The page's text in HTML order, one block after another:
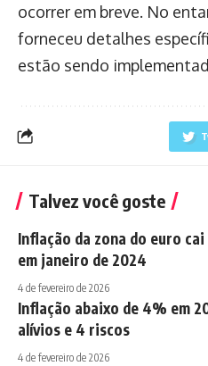
ocorrer em breve. No
forneceu detalhes
estão sendo
Talvez você goste
Inflação da zona do euro
em janeiro de 2024
4 de fevereiro de 2026
Inflação abaixo de 4% em
alívios e 4 riscos
4 de fevereiro de 2026